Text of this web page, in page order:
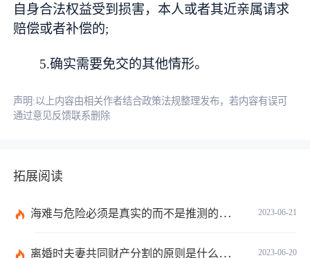
自身合法权益受到损害，本人或者其近亲属请求
赔偿或者补偿的;
5.确实需要免交的其他情形。
声明:以上内容由相关作者结合政策法规整理发布，若内容有误可
通过意见反馈联系删除
拓展阅读
2023-06-21
海难与危险必须是真实的而不是推测的吗？
2023-06-20
离婚时夫妻共同财产分割的原则是什么？离婚的共同财产怎么分割？